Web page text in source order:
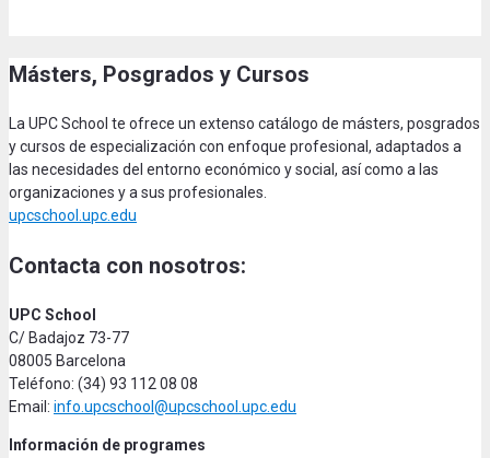
Másters, Posgrados y Cursos
La UPC School te ofrece un extenso catálogo de másters, posgrados
y cursos de especialización con enfoque profesional, adaptados a
las necesidades del entorno económico y social, así como a las
organizaciones y a sus profesionales.
upcschool.upc.edu
Contacta con nosotros:
UPC School
C/ Badajoz 73-77
08005 Barcelona
Teléfono: (34) 93 112 08 08
Email: info.upcschool@upcschool.upc.edu
Información de programes